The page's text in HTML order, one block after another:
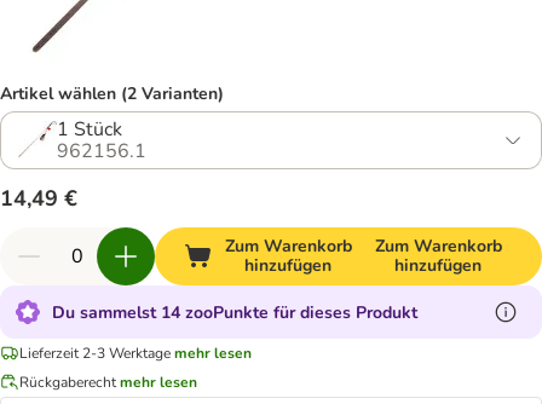
Artikel wählen (2 Varianten)
1 Stück
962156.1
14,49 €
Zum Warenkorb
hinzufügen
Zum Warenkorb
hinzufügen
Du sammelst 14 zooPunkte für dieses Produkt
Lieferzeit 2-3 Werktagemehr lesen
Rückgaberechtmehr lesen